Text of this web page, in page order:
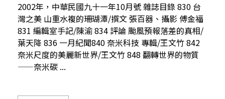
2002年，中華民國九十一年10月號 雜誌目錄 830 台
灣之美 山重水複的珊瑚潭/撰文 張百器、攝影 傅金福
831 編輯室手記/陳渝 834 評論 颱風預報落差的真相/
葉天降 836 一月紀聞840 奈米科技 專輯/王文竹 842
奈米尺度的美麗新世界/王文竹 848 翻轉世界的物質
——奈米碳 ...